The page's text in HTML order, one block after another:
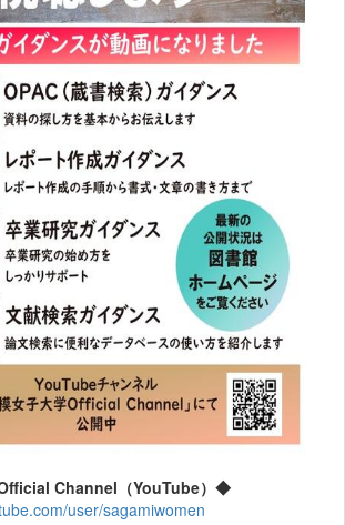
Channel（YouTube）◆
user/sagamiwomen